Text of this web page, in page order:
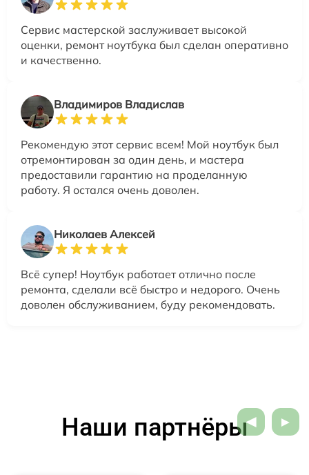
Сервис мастерской заслуживает высокой
оценки, ремонт ноутбука был сделан оперативно
и качественно.
Владимиров Владислав
Рекомендую этот сервис всем! Мой ноутбук был
отремонтирован за один день, и мастера
предоставили гарантию на проделанную
работу. Я остался очень доволен.
Николаев Алексей
Всё супер! Ноутбук работает отлично после
ремонта, сделали всё быстро и недорого. Очень
доволен обслуживанием, буду рекомендовать.
Наши партнёры